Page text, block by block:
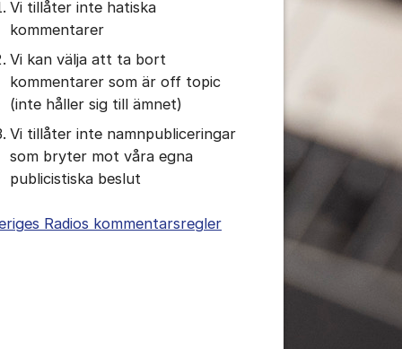
för inlägg/kommentar
Vi tillåter inte hatiska
kommentarer
Vi kan välja att ta bort
kommentarer som är off topic
(inte håller sig till ämnet)
Vi tillåter inte namnpubliceringar
som bryter mot våra egna
publicistiska beslut
Radios kommentarsregler